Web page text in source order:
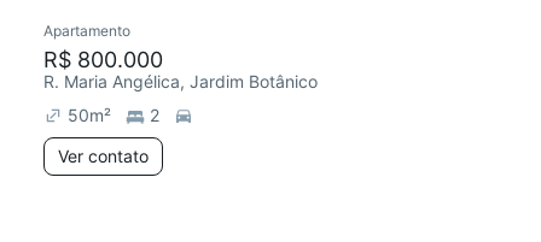
Apartamento
R$ 800.000
R. Maria Angélica, Jardim Botânico
50m²
2
Ver contato